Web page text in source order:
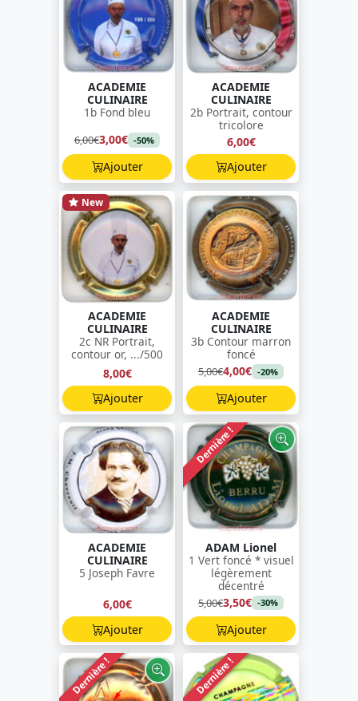
ACADEMIE
CULINAIRE
1b Fond bleu
6,00€3,00€ -50%
Ajouter
ACADEMIE
CULINAIRE
2b Portrait, contour
tricolore
6,00€
Ajouter
New
ACADEMIE
CULINAIRE
2c NR Portrait,
contour or, .../500
8,00€
Ajouter
ACADEMIE
CULINAIRE
3b Contour marron
foncé
5,00€4,00€ -20%
Ajouter
ACADEMIE
CULINAIRE
5 Joseph Favre
6,00€
Ajouter
Dernière !
ADAM Lionel
1 Vert foncé * visuel
légèrement
décentré
5,00€3,50€ -30%
Ajouter
Dernière ! Dernière !